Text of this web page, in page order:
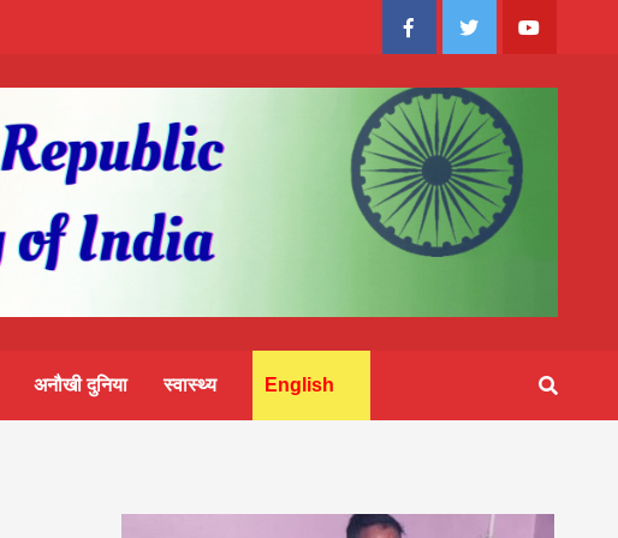
FacebookTwitter Youtube
अनौखी दुनिया स्वास्थ्य English